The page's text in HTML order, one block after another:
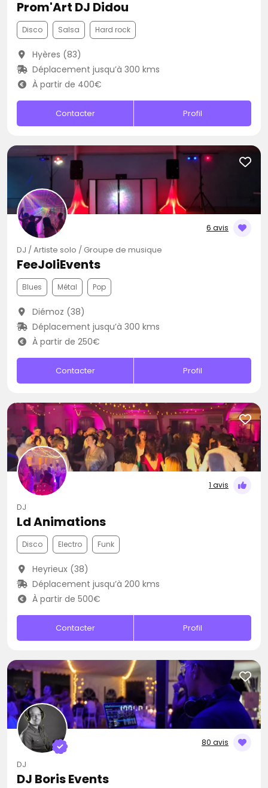
Prom'Art DJ Didou
Disco Salsa Hard rock
Hyères (83)
Déplacement jusqu’à 300 kms
À partir de 400€
Contacter Profil
6 avis
DJ / Artiste solo / Groupe de musique
FeeJoliEvents
Blues Métal Pop
Diémoz (38)
Déplacement jusqu’à 300 kms
À partir de 250€
Contacter Profil
1 avis
DJ
Ld Animations
Disco Electro Funk
Heyrieux (38)
Déplacement jusqu’à 200 kms
À partir de 500€
Contacter Profil
80 avis
DJ
DJ Boris Events